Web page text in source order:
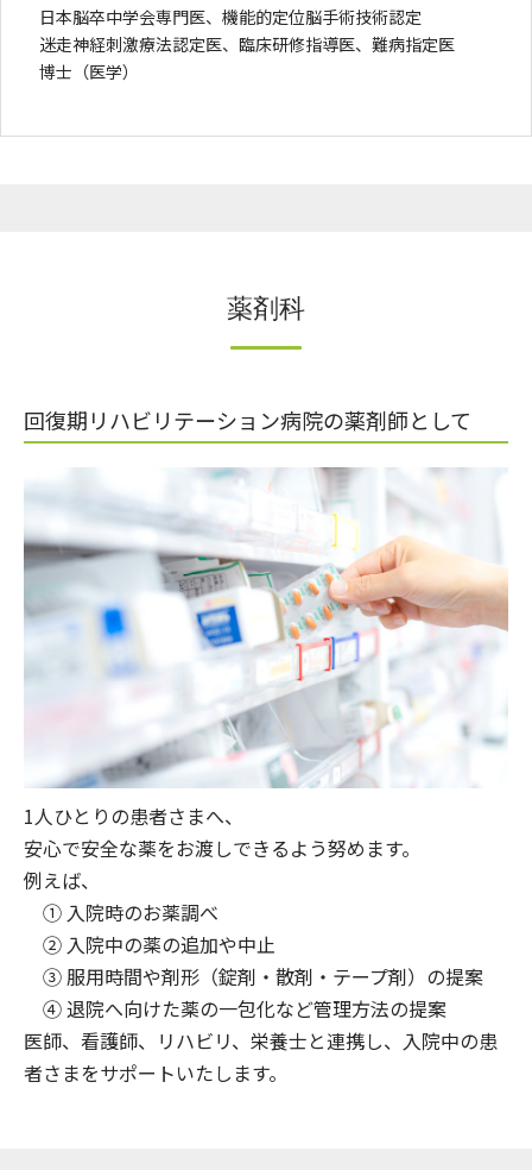
日本脳卒中学会専門医、機能的定位脳手術技術認定
迷走神経刺激療法認定医、臨床研修指導医、難病指定医
博士（医学）
薬剤科
回復期リハビリテーション病院の薬剤師として
1人ひとりの患者さまへ、
安心で安全な薬をお渡しできるよう努めます。
例えば、
① 入院時のお薬調べ
② 入院中の薬の追加や中止
③ 服用時間や剤形（錠剤・散剤・テープ剤）の提案
④ 退院へ向けた薬の一包化など管理方法の提案
医師、看護師、リハビリ、栄養士と連携し、入院中の患
者さまをサポートいたします。